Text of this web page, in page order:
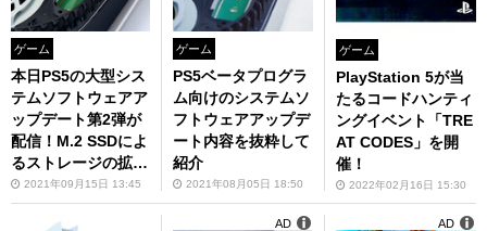
ゲーム
本日PS5の大型シス
テムソフトウェアア
ップデート第2弾が
配信！M.2 SSDによ
るストレージの拡張
に対応
2021年09月15日 13:45
ゲーム
PS5ベータプログラ
ム向けのシステムソ
フトウェアアップデ
ート内容を抜粋して
紹介
2021年08月05日 18:50
ゲーム
PlayStation 5が当
たるコードハンティ
ングイベント「TRE
AT CODES」を開
催！
2022年02月16日 15:30
AD AD